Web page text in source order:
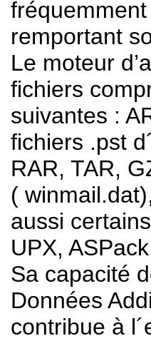
remportant
Le moteur
fichiers
suivantes :
fichiers .pst
RAR, TAR,
(
aussi
UPX,
Sa capacité
Données
contribue à